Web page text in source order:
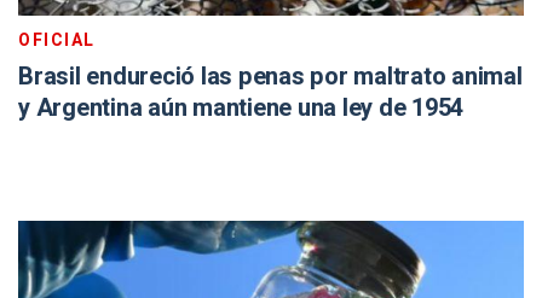
OFICIAL
Brasil endureció las penas por maltrato animal
y Argentina aún mantiene una ley de 1954